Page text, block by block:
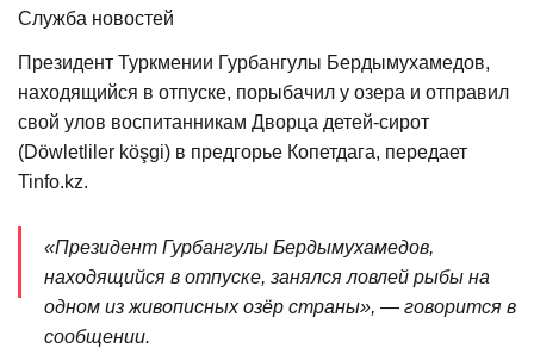
Служба новостей
Президент Туркмении Гурбангулы Бердымухамедов,
находящийся в отпуске, порыбачил у озера и отправил
свой улов воспитанникам Дворца детей-сирот
(Döwletliler köşgi) в предгорье Копетдага, передает
Tinfo.kz.
«Президент Гурбангулы Бердымухамедов,
находящийся в отпуске, занялся ловлей рыбы на
одном из живописных озёр страны», — говорится в
сообщении.